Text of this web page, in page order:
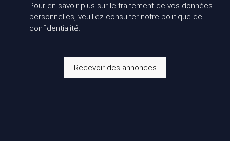
Pour en savoir plus sur le traitement de vos données
personnelles, veuillez consulter notre politique de
confidentialité.
Recevoir des annonces